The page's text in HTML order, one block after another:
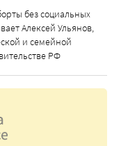
без социальных
Алексей Ульянов,
и семейной
РФ